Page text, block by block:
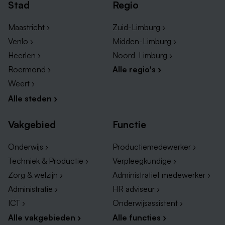
Koerier vacatures Maastricht
Andere leuke vacatures in Zuid-Limburg
Kun je momenteel niet de perfecte koeriers vacature
vinden? Geen zorgen, want in Zuid-Limburg zijn er
talloze andere interessante banen beschikbaar. Denk
Stad
Maastricht ›
Venlo ›
Heerlen ›
Roermond ›
Weert ›
Alle steden ›
Regio
Zuid-Limburg ›
Midden-Limburg ›
Noord-Limburg ›
Alle regio's ›
Vakgebied
Onderwijs ›
Techniek & Productie ›
Zorg & welzijn ›
Administratie ›
ICT ›
Alle vakgebieden ›
Functie
Productiemedewerker ›
Verpleegkundige ›
Administratief medewerker ›
HR adviseur ›
Onderwijsassistent ›
Alle functies ›